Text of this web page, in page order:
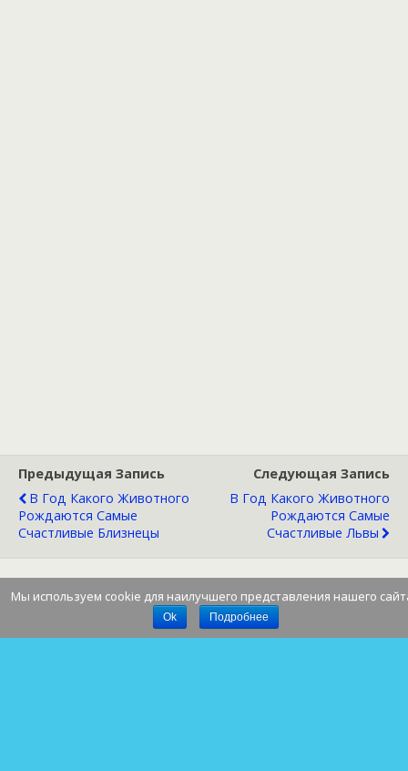
Предыдущая Запись
В Год Какого Животного
Рождаются Самые
Счастливые Близнецы
Следующая Запись
В Год Какого Животного
Рождаются Самые
Счастливые Львы
Мы используем cookie для наилучшего представления нашего
Ok Подробнее
Наверх